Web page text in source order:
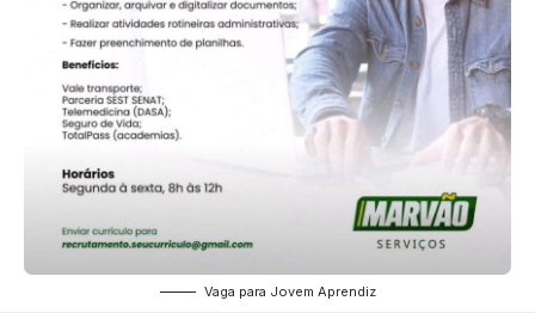
Vaga para Jovem Aprendiz